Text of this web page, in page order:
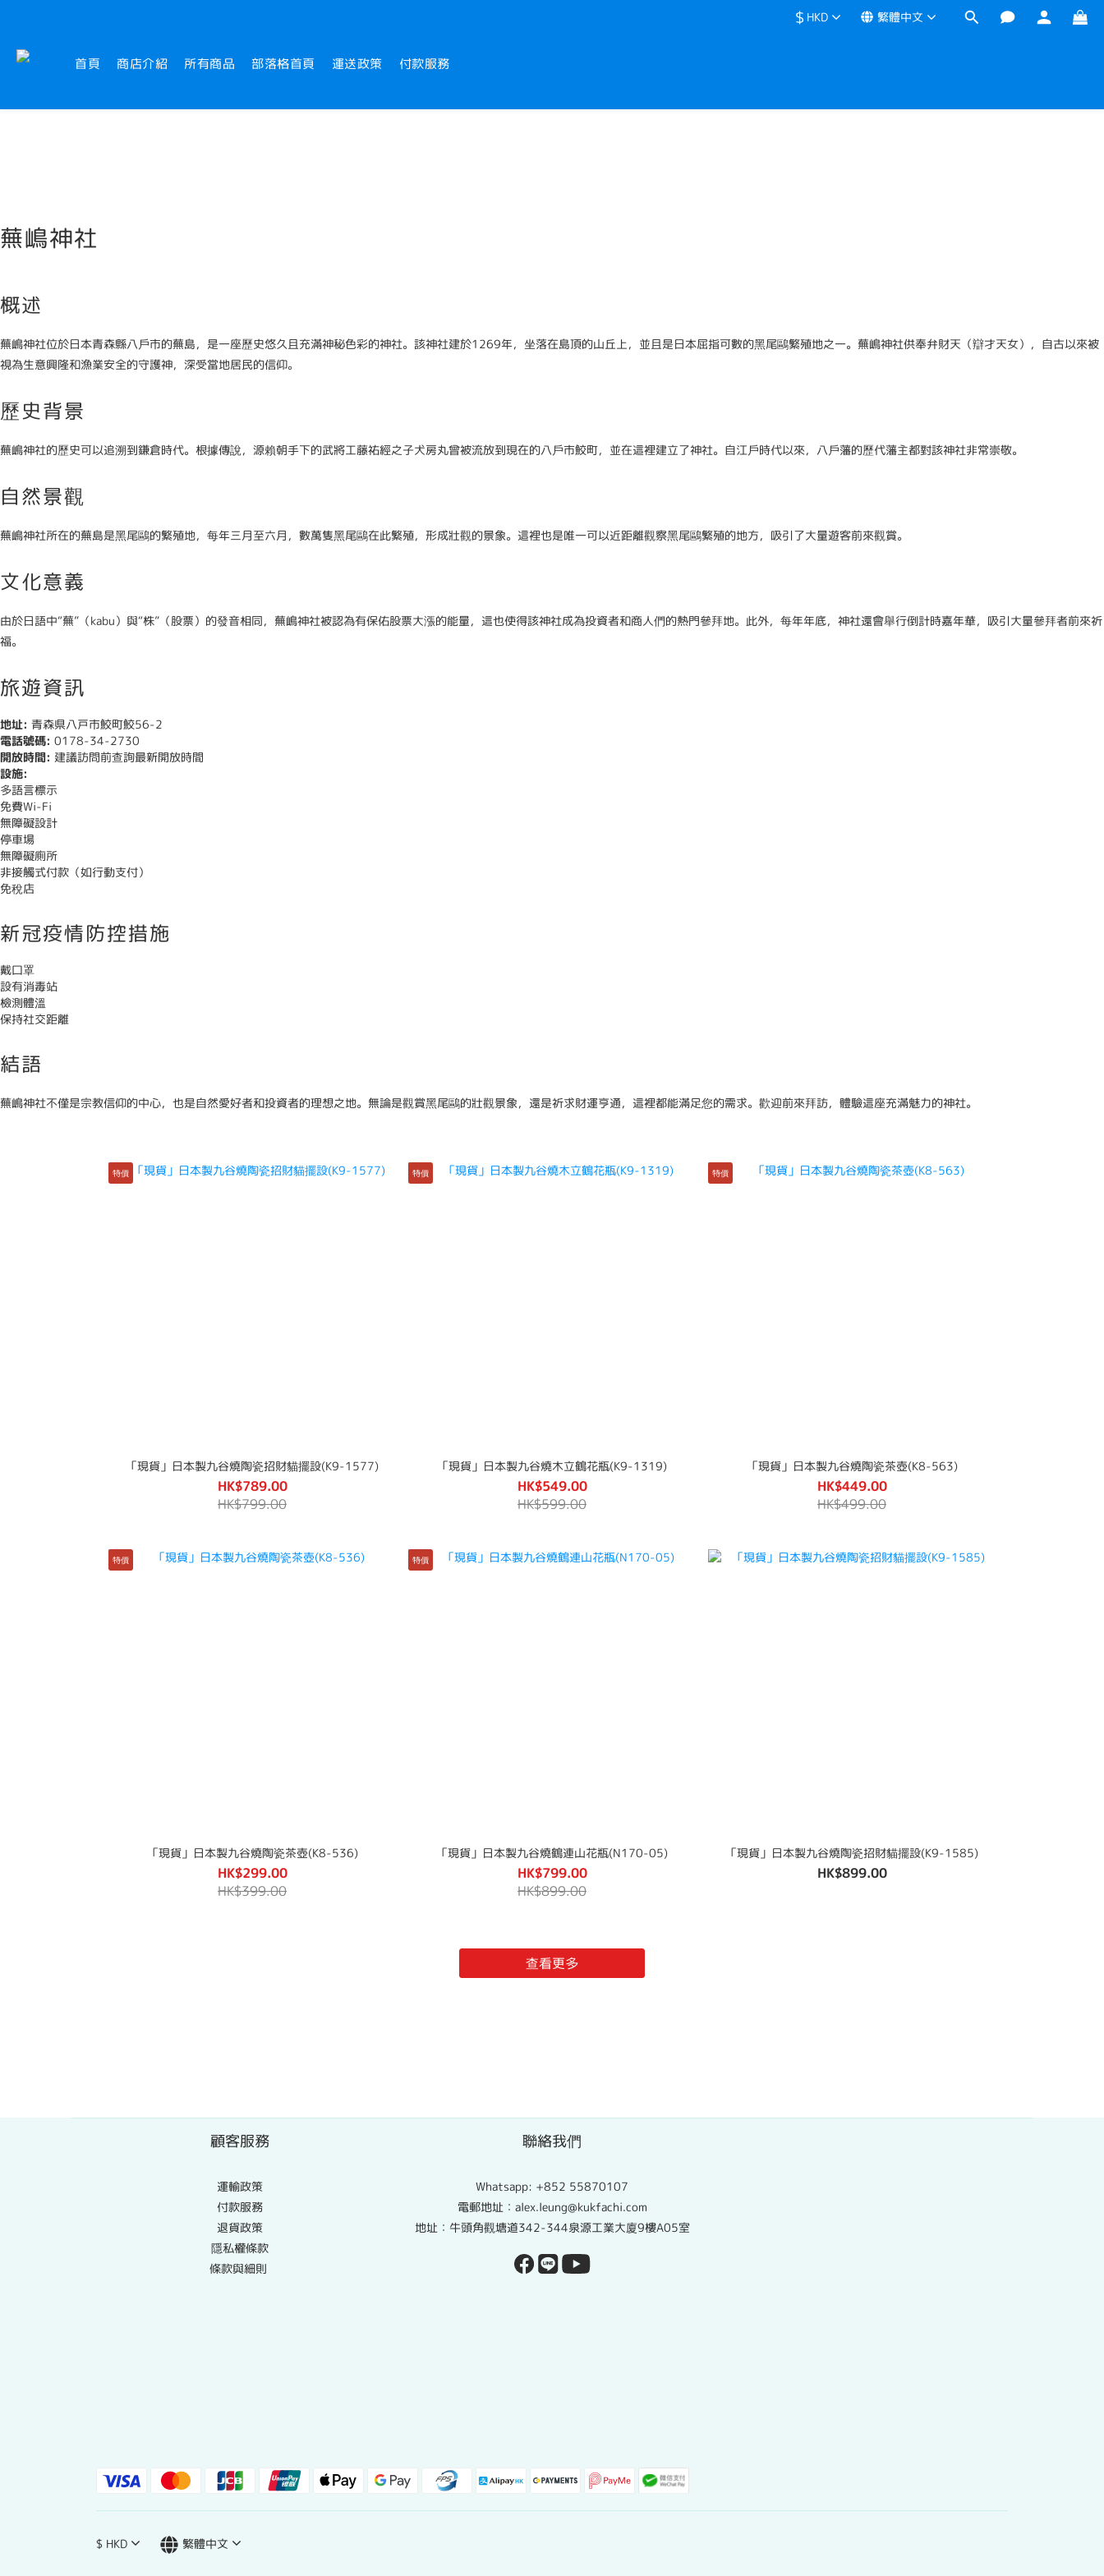
$ HKD 繁體中文
首頁 商店介紹 所有商品 部落格首頁 運送政策 付款服務
蕪嶋神社
概述
蕪嶋神社位於日本青森縣八戶市的蕪島，是一座歷史悠久且充滿神秘色彩的神社。該神社建於1269年，坐落在島頂的山丘上，並且是日本屈指可數的黑尾鷗繁殖地之一。蕪嶋神社供奉弁財天（辯才天女），自古以來被
視為生意興隆和漁業安全的守護神，深受當地居民的信仰。
歷史背景
蕪嶋神社的歷史可以追溯到鎌倉時代。根據傳說，源賴朝手下的武將工藤祐經之子犬房丸曾被流放到現在的八戶市鮫町，並在這裡建立了神社。自江戶時代以來，八戶藩的歷代藩主都對該神社非常崇敬。
自然景觀
蕪嶋神社所在的蕪島是黑尾鷗的繁殖地，每年三月至六月，數萬隻黑尾鷗在此繁殖，形成壯觀的景象。這裡也是唯一可以近距離觀察黑尾鷗繁殖的地方，吸引了大量遊客前來觀賞。
文化意義
由於日語中“蕪”（kabu）與“株”（股票）的發音相同，蕪嶋神社被認為有保佑股票大漲的能量，這也使得該神社成為投資者和商人們的熱門參拜地。此外，每年年底，神社還會舉行倒計時嘉年華，吸引大量參拜者前來祈
福。
旅遊資訊
地址: 青森県八戸市鮫町鮫56-2
電話號碼: 0178-34-2730
開放時間: 建議訪問前查詢最新開放時間
設施:
多語言標示
免費Wi-Fi
無障礙設計
停車場
無障礙廁所
非接觸式付款（如行動支付）
免稅店
新冠疫情防控措施
戴口罩
設有消毒站
檢測體溫
保持社交距離
結語
蕪嶋神社不僅是宗教信仰的中心，也是自然愛好者和投資者的理想之地。無論是觀賞黑尾鷗的壯觀景象，還是祈求財運亨通，這裡都能滿足您的需求。歡迎前來拜訪，體驗這座充滿魅力的神社。
特價
「現貨」日本製九谷燒陶瓷招財貓擺設(K9-1577)
HK$789.00
HK$799.00
特價
「現貨」日本製九谷燒木立鶴花瓶(K9-1319)
HK$549.00
HK$599.00
特價
「現貨」日本製九谷燒陶瓷茶壺(K8-563)
HK$449.00
HK$499.00
特價
「現貨」日本製九谷燒陶瓷茶壺(K8-536)
HK$299.00
HK$399.00
特價
「現貨」日本製九谷燒鶴連山花瓶(N170-05)
HK$799.00
HK$899.00
「現貨」日本製九谷燒陶瓷招財貓擺設(K9-1585)
HK$899.00
查看更多
顧客服務
運輸政策
付款服務
退貨政策
隱私權條款
條款與細則
聯絡我們
Whatsapp: +852 55870107
電郵地址：alex.leung@kukfachi.com
地址：牛頭角觀塘道342-344泉源工業大廈9樓A05室
$ HKD 繁體中文